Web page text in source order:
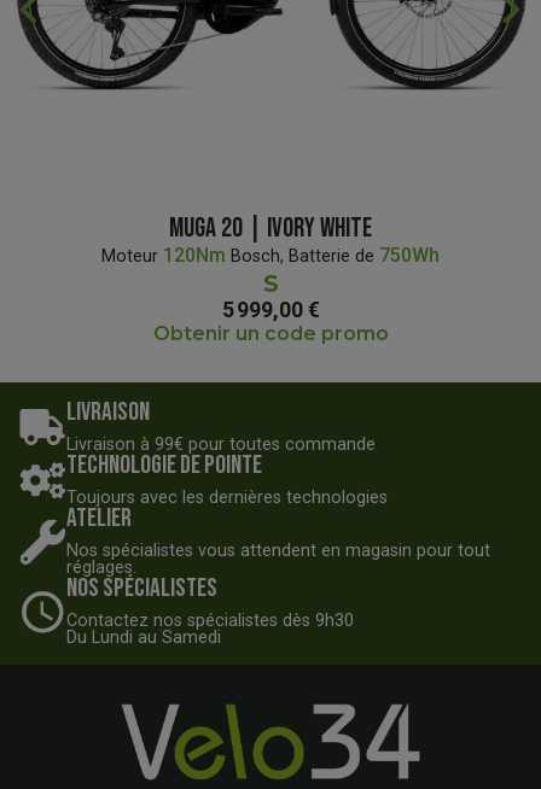
MUGA 20 | IVORY WHITE
Moteur 120Nm Bosch, Batterie de 750Wh
S
5 999,00 €
Obtenir un code promo
Livraison
Livraison à 99€ pour toutes commande
Technologie de pointe
Toujours avec les dernières technologies
Atelier
Nos spécialistes vous attendent en magasin pour tout
réglages.
Nos spécialistes
Contactez nos spécialistes dès 9h30
Du Lundi au Samedi